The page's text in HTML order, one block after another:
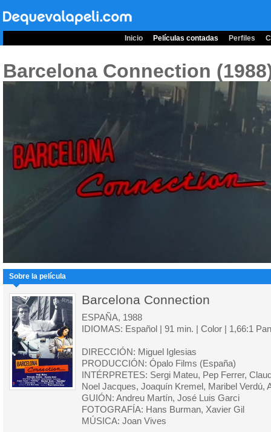
Inicio Películas contadas Perfiles
Barcelona Connection
Sobre la película
Barcelona Connection
ESPAÑA, 1988
IDIOMAS: Español | 91 min. | Color | 1,66:1
DIRECCIÓN: Miguel Iglesias
PRODUCCIÓN: Ópalo Films (España)
INTÉRPRETES: Sergi Mateu, Pep Ferrer,
Noel Jacques, Joaquín Kremel, Maribel Verdú,
GUIÓN: Andreu Martín, José Luis Garci
FOTOGRAFÍA: Hans Burman, Xavier Gil
MÚSICA: Joan Vives